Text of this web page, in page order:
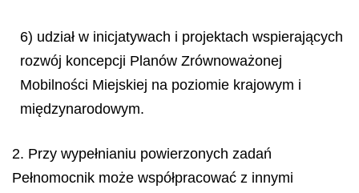
6) udział w inicjatywach i projektach wspierających
rozwój koncepcji Planów Zrównoważonej
Mobilności Miejskiej na poziomie krajowym i
międzynarodowym.
2. Przy wypełnianiu powierzonych zadań
Pełnomocnik może współpracować z innymi